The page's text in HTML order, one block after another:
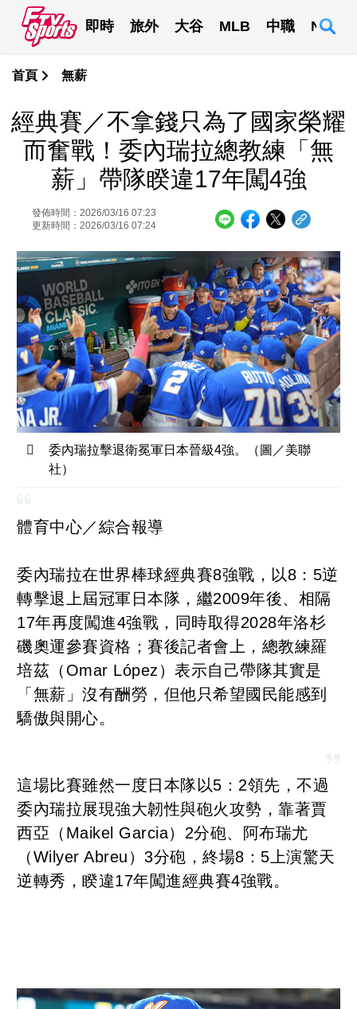
即時 旅外 大谷 MLB 中職 NBA
首頁 無薪
經典賽／不拿錢只為了國家榮耀
而奮戰！委內瑞拉總教練「無
薪」帶隊睽違17年闖4強
發佈時間：2026/03/16 07:23
更新時間：2026/03/16 07:24
委內瑞拉擊退衛冕軍日本晉級4強。（圖／美聯
社）
體育中心／綜合報導
委內瑞拉在世界棒球經典賽8強戰，以8：5逆
轉擊退上屆冠軍日本隊，繼2009年後、相隔
17年再度闖進4強戰，同時取得2028年洛杉
磯奧運參賽資格；賽後記者會上，總教練羅
培茲（Omar López）表示自己帶隊其實是
「無薪」沒有酬勞，但他只希望國民能感到
驕傲與開心。
這場比賽雖然一度日本隊以5：2領先，不過
委內瑞拉展現強大韌性與砲火攻勢，靠著賈
西亞（Maikel Garcia）2分砲、阿布瑞尤
（Wilyer Abreu）3分砲，終場8：5上演驚天
逆轉秀，睽違17年闖進經典賽4強戰。